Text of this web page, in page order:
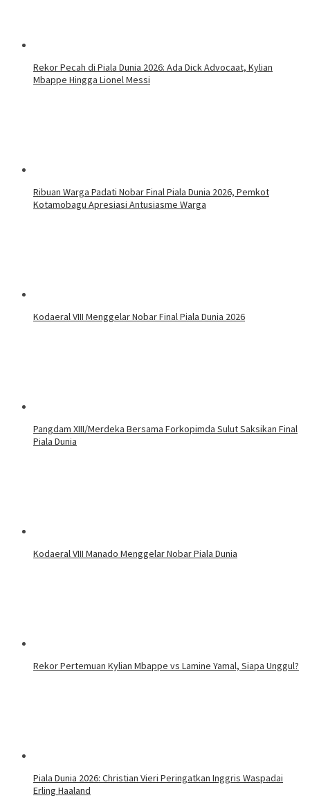
Rekor Pecah di Piala Dunia 2026: Ada Dick Advocaat, Kylian
Mbappe Hingga Lionel Messi
Ribuan Warga Padati Nobar Final Piala Dunia 2026, Pemkot
Kotamobagu Apresiasi Antusiasme Warga
Kodaeral VIII Menggelar Nobar Final Piala Dunia 2026
Pangdam XIII/Merdeka Bersama Forkopimda Sulut Saksikan Final
Piala Dunia
Kodaeral VIII Manado Menggelar Nobar Piala Dunia
Rekor Pertemuan Kylian Mbappe vs Lamine Yamal, Siapa Unggul?
Piala Dunia 2026: Christian Vieri Peringatkan Inggris Waspadai
Erling Haaland